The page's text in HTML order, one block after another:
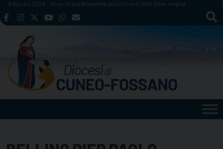
Skip
to
9 Agosto 2026 Santa Teresa Benedetta della Croce (Edith) Stein, vergine